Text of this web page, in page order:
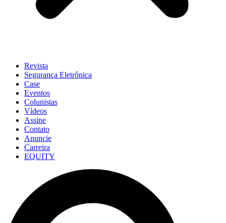
Revista
Segurança Eletrônica
Case
Eventos
Colunistas
Vídeos
Assine
Contato
Anuncie
Carreira
EQUITY